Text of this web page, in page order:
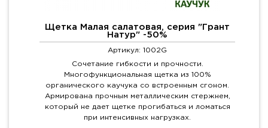
Щетка Малая салатовая, серия "Грант
Натур" -50%
Артикул: 1002G
Сочетание гибкости и прочности.
Многофункциональная щетка из 100%
органического каучука со встроенным сгоном.
Армирована прочным металлическим стержнем,
который не дает щетке прогибаться и ломаться
при интенсивных нагрузках.